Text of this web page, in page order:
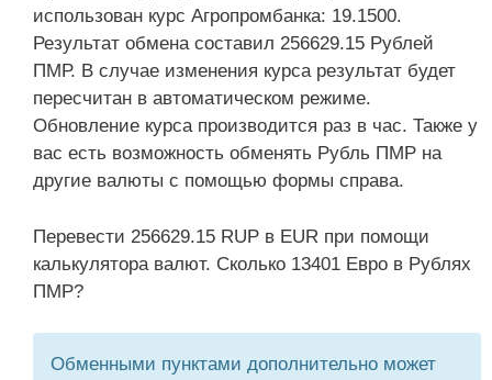
использован курс Агропромбанка: 19.1500.
Результат обмена составил 256629.15 Рублей
ПМР. В случае изменения курса результат будет
пересчитан в автоматическом режиме.
Обновление курса производится раз в час. Также у
вас есть возможность обменять Рубль ПМР на
другие валюты с помощью формы справа.
Перевести 256629.15 RUP в EUR при помощи
калькулятора валют. Сколько 13401 Евро в Рублях
ПМР?
Обменными пунктами дополнительно может